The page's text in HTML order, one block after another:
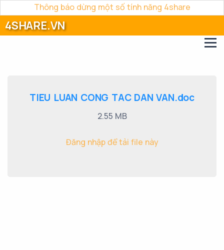
Thông báo dừng một số tính năng 4share
4SHARE.VN
TIEU LUAN CONG TAC DAN VAN.doc
2.55 MB
Đăng nhập để tải file này